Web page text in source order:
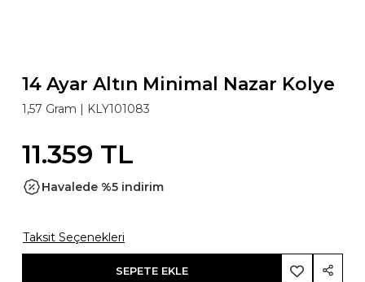
14 Ayar Altın Minimal Nazar Kolye
1,57 Gram | KLY101083
11.359 TL
Havalede %5 indirim
Taksit Seçenekleri
SEPETE EKLE